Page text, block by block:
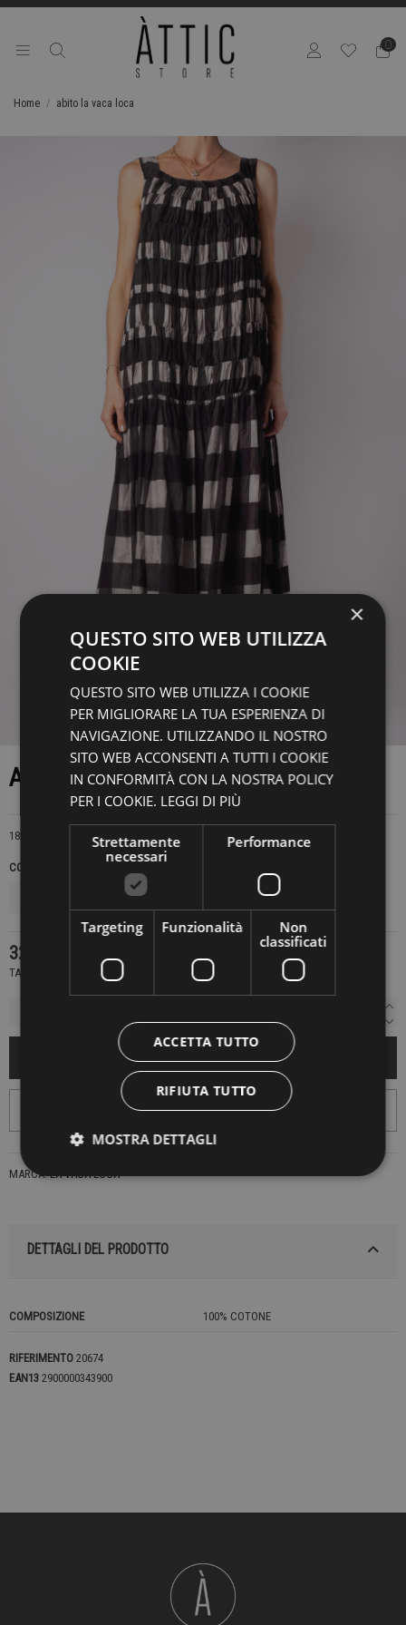
0
Home abito la vaca loca
ABITO LA VACA LOCA
1820
COLORE
321,30 €
TASSE INCLUSE
AGGIUNGI AL CARRELLO
MARCA: LA VACA LOCA
DETTAGLI DEL PRODOTTO
COMPOSIZIONE 100% COTONE
RIFERIMENTO 20674
EAN13 2900000343900
×
QUESTO SITO WEB UTILIZZA
COOKIE
QUESTO SITO WEB UTILIZZA I COOKIE
PER MIGLIORARE LA TUA ESPERIENZA DI
NAVIGAZIONE. UTILIZZANDO IL NOSTRO
SITO WEB ACCONSENTI A TUTTI I COOKIE
IN CONFORMITÀ CON LA NOSTRA POLICY
PER I COOKIE. LEGGI DI PIÙ
Strettamente
necessari
Performance
Targeting Funzionalità
Non
classificati
ACCETTA TUTTO
RIFIUTA TUTTO
MOSTRA DETTAGLI